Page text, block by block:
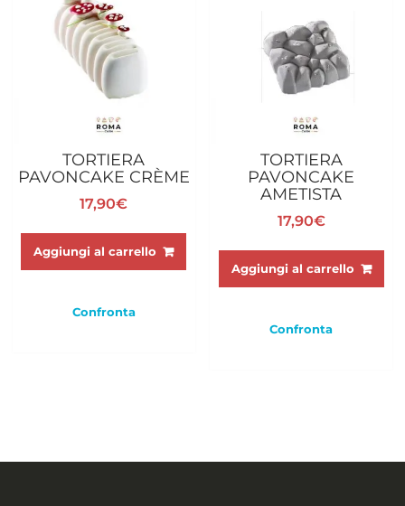
TORTIERA
PAVONCAKE CRÈME
17,90€
Aggiungi al carrello
Confronta
TORTIERA
PAVONCAKE
AMETISTA
17,90€
Aggiungi al carrello
Confronta